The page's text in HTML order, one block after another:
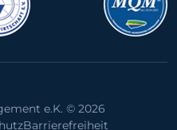
e.K. © 2026
Barrierefreiheit